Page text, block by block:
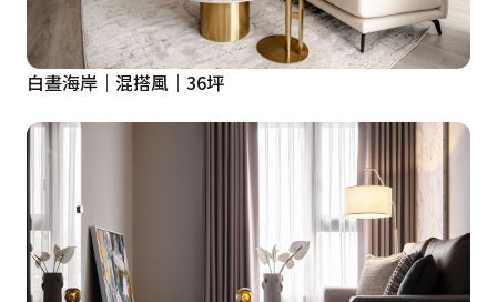
白晝海岸｜混搭風｜36坪